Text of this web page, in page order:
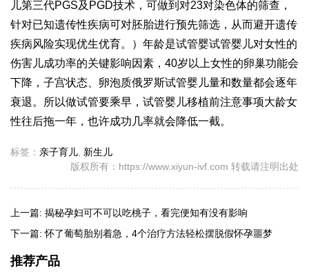
儿第三代PGS及PGD技术，可做到对23对染色体的筛查，
针对已知遗传性疾病可对胚胎进行预先筛选，从而避开遗传
疾病风险实现优生优育。）年龄是试管婴试管婴儿对女性的
伤害 儿成功率的关键影响因素，40岁以上女性的卵巢功能会
下降，子宫状态、卵泡质俄罗斯试管婴儿量和数量都会逐年
衰退。所以做试管要乘早， 试管婴儿移植前注意事项大龄女
性往后拖一年，也许成功几率就会降低一截。
标签： 亲子育儿, 新生儿
版权所有：https://www.xiyun-ivf.com 转载请注明出处
上一篇: 揭秘孕妇可不可以吃桃子，看完便知有没有影响
下一篇:怀了葡萄胎别着急，4个治疗方法轻松摆脱假怀孕噩梦
推荐产品